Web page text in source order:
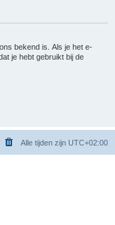
bekend is. Als je het e-
je hebt gebruikt bij de
Alle tijden zijn UTC+02:00